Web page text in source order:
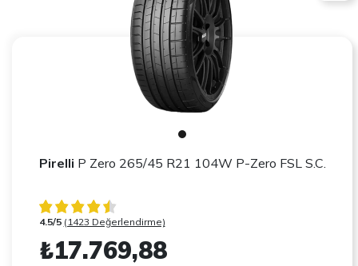
Pirelli P Zero 265/45 R21 104W P-Zero FSL S.C.
4.5/5 (1423 Değerlendirme)
₺17.769,88